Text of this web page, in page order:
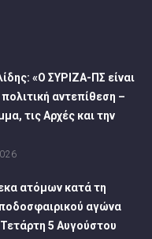
«Ο ΣΥΡΙΖΑ-ΠΣ είναι
αντεπίθεση –
τις Αρχές και την
ατόμων κατά τη
αγώνα
5 Αυγούστου